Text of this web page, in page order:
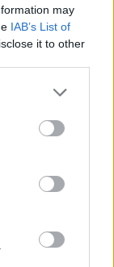
may
IAB’s List of
it to other
juos
orą –
laiko,
neigiami
grėsmė
atliekos